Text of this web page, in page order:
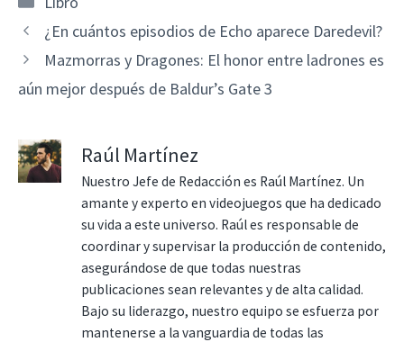
¿En cuántos episodios de Echo aparece Daredevil?
Mazmorras y Dragones: El honor entre ladrones es
aún mejor después de Baldur’s Gate 3
Raúl Martínez
Nuestro Jefe de Redacción es Raúl Martínez. Un
amante y experto en videojuegos que ha dedicado
su vida a este universo. Raúl es responsable de
coordinar y supervisar la producción de contenido,
asegurándose de que todas nuestras
publicaciones sean relevantes y de alta calidad.
Bajo su liderazgo, nuestro equipo se esfuerza por
mantenerse a la vanguardia de todas las